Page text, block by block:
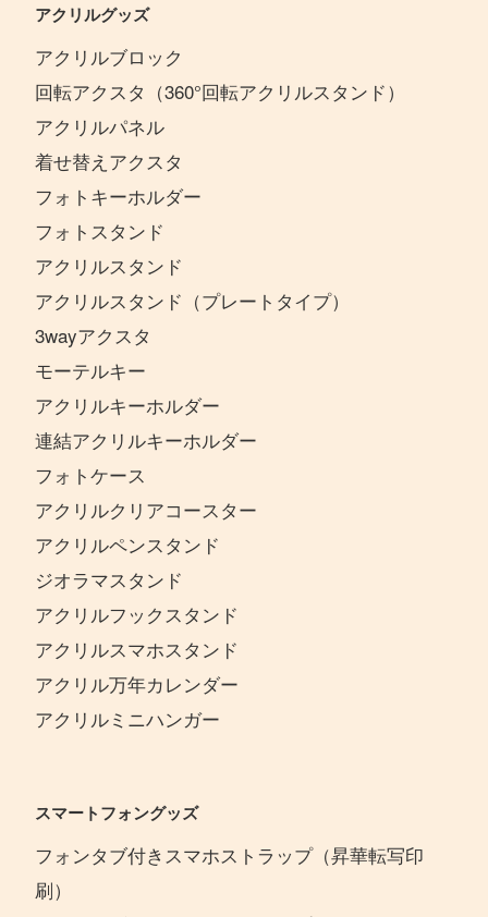
アクリルグッズ
アクリルブロック
回転アクスタ（360°回転アクリルスタンド）
アクリルパネル
着せ替えアクスタ
フォトキーホルダー
フォトスタンド
アクリルスタンド
アクリルスタンド（プレートタイプ）
3wayアクスタ
モーテルキー
アクリルキーホルダー
連結アクリルキーホルダー
フォトケース
アクリルクリアコースター
アクリルペンスタンド
ジオラマスタンド
アクリルフックスタンド
アクリルスマホスタンド
アクリル万年カレンダー
アクリルミニハンガー
スマートフォングッズ
フォンタブ付きスマホストラップ（昇華転写印
刷）